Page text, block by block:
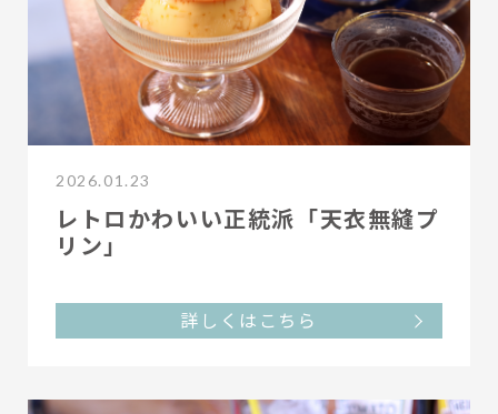
2026.01.23
レトロかわいい正統派「天衣無縫プ
リン」
詳しくはこちら